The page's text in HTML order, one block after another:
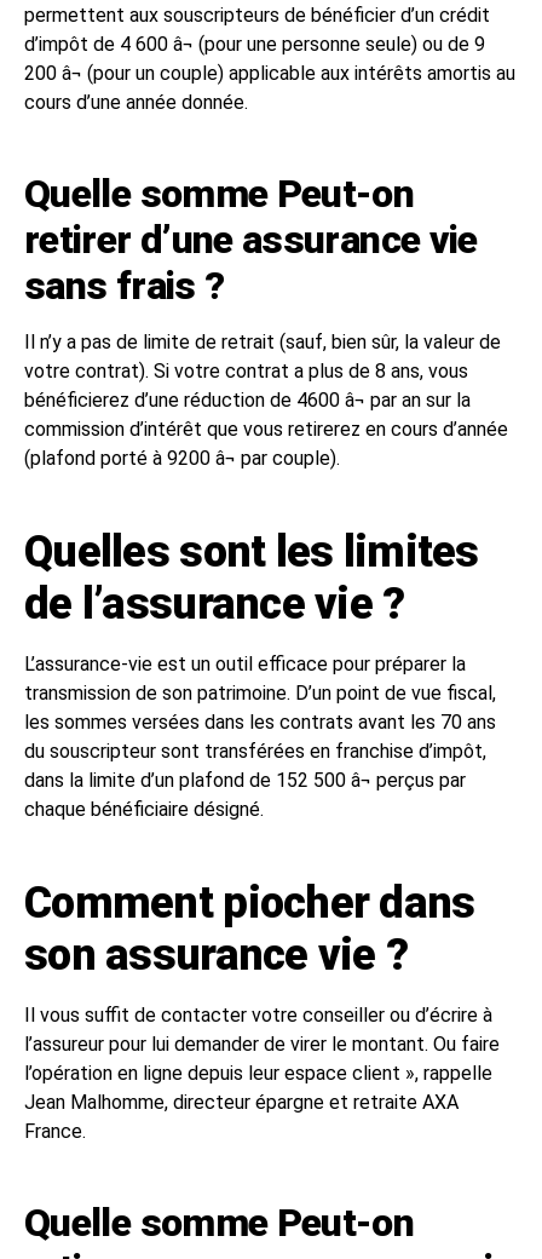
permettent aux souscripteurs de bénéficier d’un crédit
d’impôt de 4 600 â¬ (pour une personne seule) ou de 9
200 â¬ (pour un couple) applicable aux intérêts amortis au
cours d’une année donnée.
Quelle somme Peut-on
retirer d’une assurance vie
sans frais ?
Il n’y a pas de limite de retrait (sauf, bien sûr, la valeur de
votre contrat). Si votre contrat a plus de 8 ans, vous
bénéficierez d’une réduction de 4600 â¬ par an sur la
commission d’intérêt que vous retirerez en cours d’année
(plafond porté à 9200 â¬ par couple).
Quelles sont les limites
de l’assurance vie ?
L’assurance-vie est un outil efficace pour préparer la
transmission de son patrimoine. D’un point de vue fiscal,
les sommes versées dans les contrats avant les 70 ans
du souscripteur sont transférées en franchise d’impôt,
dans la limite d’un plafond de 152 500 â¬ perçus par
chaque bénéficiaire désigné.
Comment piocher dans
son assurance vie ?
Il vous suffit de contacter votre conseiller ou d’écrire à
l’assureur pour lui demander de virer le montant. Ou faire
l’opération en ligne depuis leur espace client », rappelle
Jean Malhomme, directeur épargne et retraite AXA
France.
Quelle somme Peut-on